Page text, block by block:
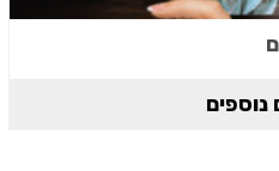
נוספים